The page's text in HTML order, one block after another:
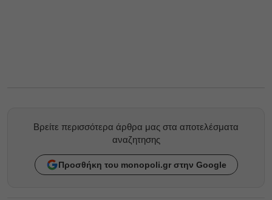
Βρείτε περισσότερα άρθρα μας στα αποτελέσματα
αναζητησης
Προσθήκη του monopoli.gr στην Google